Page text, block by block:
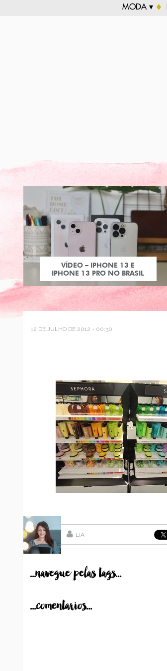
MODA ▾
VÍDEO – IPHONE 13 E
IPHONE 13 PRO NO BRASIL
12 DE JULHO DE 2012 - 00:30
LIA
...navegue pelas tags...
...comentarios...